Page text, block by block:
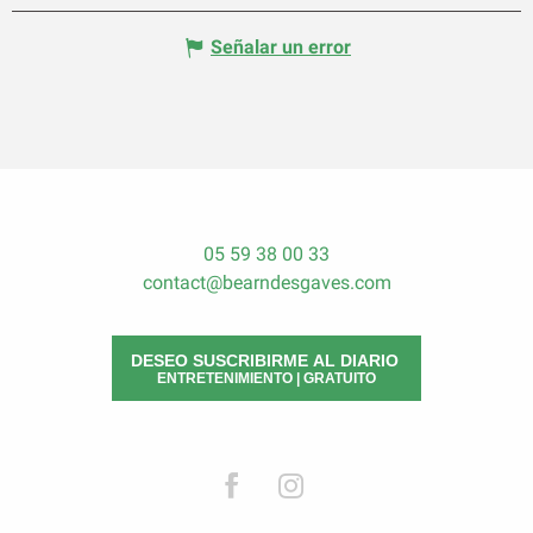
Señalar un error
05 59 38 00 33
contact@bearndesgaves.com
DESEO SUSCRIBIRME AL DIARIO
ENTRETENIMIENTO | GRATUITO